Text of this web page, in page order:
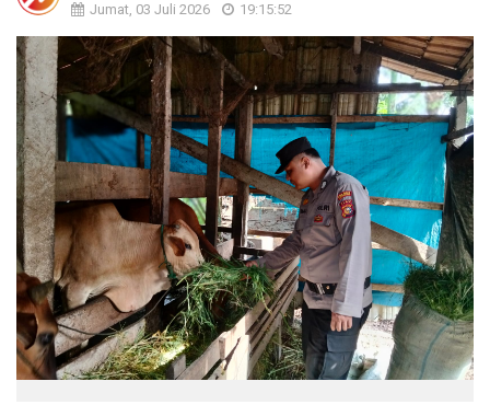
Jumat, 03 Juli 2026 19:15:52